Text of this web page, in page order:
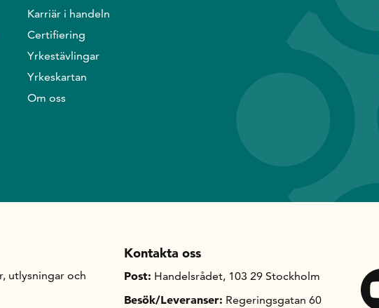
Karriär i handeln
Certifiering
Yrkestävlingar
Yrkeskartan
Om oss
utlysningar och
Kontakta oss
Post: Handelsrådet, 103 29 Stockholm
Besök/Leveranser: Regeringsgatan 60